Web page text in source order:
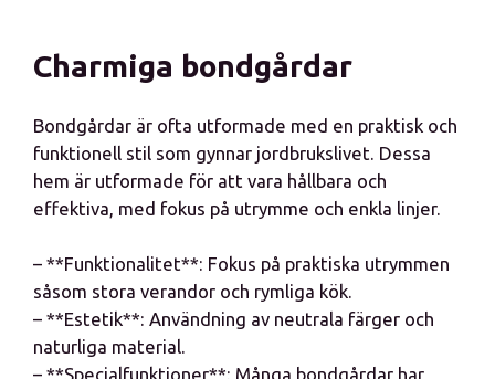
Charmiga bondgårdar
Bondgårdar är ofta utformade med en praktisk och
funktionell stil som gynnar jordbrukslivet. Dessa
hem är utformade för att vara hållbara och
effektiva, med fokus på utrymme och enkla linjer.
– **Funktionalitet**: Fokus på praktiska utrymmen
såsom stora verandor och rymliga kök.
– **Estetik**: Användning av neutrala färger och
naturliga material.
– **Specialfunktioner**: Många bondgårdar har